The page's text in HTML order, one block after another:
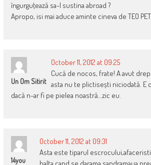
îngurguţează sa-l sustina abroad ?
Apropo, isi mai aduce aminte cineva de TEO
Un Om Sitirit
October 11, 2012 at 09:25
Cucă de nocos, frate! A avut
asta nu te plictisești niciodată. E
dacă n-ar fi pe pielea noastră…zic eu.
14you
October 11, 2012 at 09:31
Asta este tiparul